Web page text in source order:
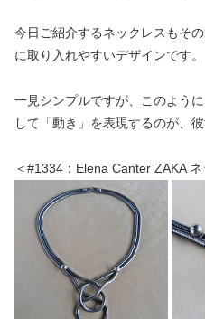
今日ご紹介するネックレスもそ
に取り入れやすいデザインです。
一見シンプルですが、このよう
して「動き」を表現するのが、彼
＜#1334：Elena Canter ZAKA ネ